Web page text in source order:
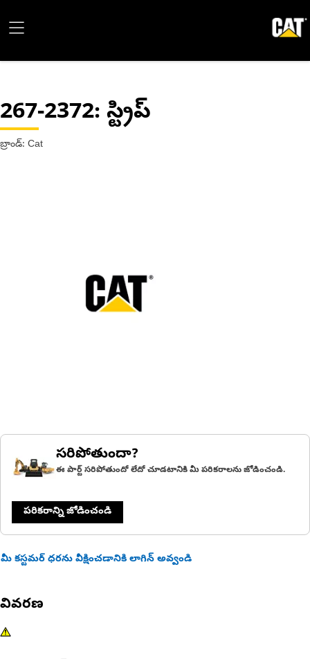
267-2372: స్ట్రిప్
బ్రాండ్: Cat
సరిపోతుందా?
ఈ పార్ట్ సరిపోతుందో లేదో చూడటానికి మీ పరికరాలను జోడించండి.
పరికరాన్ని జోడించండి
మీ కస్టమర్ ధరను వీక్షించడానికి లాగిన్ అవ్వండి
వివరణ